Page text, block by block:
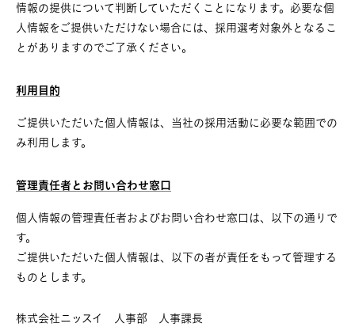
情報の提供について判断していただくことになります。必要な個
人情報をご提供いただけない場合には、採用選考対象外となるこ
とがありますのでご了承ください。
利用目的
ご提供いただいた個人情報は、当社の採用活動に必要な範囲での
み利用します。
管理責任者とお問い合わせ窓口
個人情報の管理責任者およびお問い合わせ窓口は、以下の通りで
す。
ご提供いただいた個人情報は、以下の者が責任をもって管理する
ものとします。
株式会社ニッスイ 人事部 人事課長